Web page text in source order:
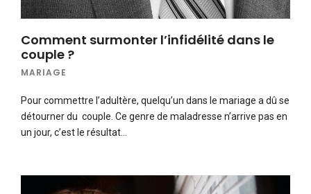
Comment surmonter l’infidélité dans le
couple ?
MARIAGE
Pour commettre l’adultère, quelqu’un dans le mariage a dû se
détourner du couple. Ce genre de maladresse n’arrive pas en
un jour, c’est le résultat…